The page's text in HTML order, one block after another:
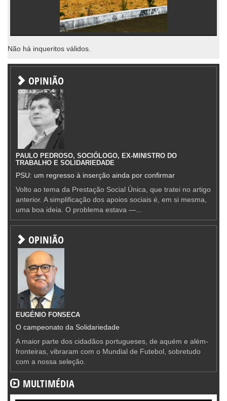
Não há inqueritos válidos.
OPINIÃO
PAULO PEDROSO, SOCIÓLOGO, EX-MINISTRO DO
TRABALHO E SOLIDARIEDADE
PSU: um regresso à inserção ainda por confirmar
Volto ao tema da Prestação Social Única, que tratei no artigo
anterior. A simplificação dos apoios sociais é, em si mesma,
uma boa ideia. O problema estava —...
OPINIÃO
EUGÉNIO FONSECA
O campeonato da Solidariedade
A maior parte dos cidadãos portugueses, de aquém e além-
fronteiras, vibraram com o Mundial de Futebol, sobretudo
com a nossa seleção.
MULTIMÉDIA